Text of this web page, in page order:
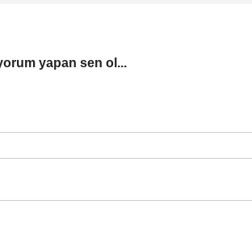
yorum yapan sen ol...